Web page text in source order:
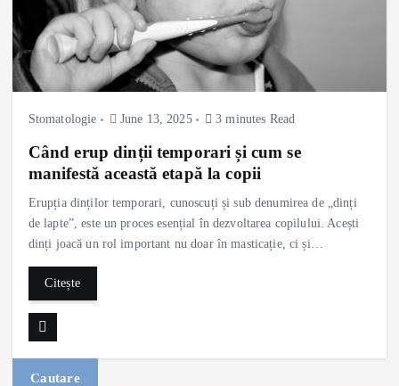
Stomatologie June 13, 2025 3 minutes Read
Când erup dinții temporari și cum se
manifestă această etapă la copii
Erupția dinților temporari, cunoscuți și sub denumirea de „dinți
de lapte”, este un proces esențial în dezvoltarea copilului. Acești
dinți joacă un rol important nu doar în masticație, ci și…
Citește
Cautare